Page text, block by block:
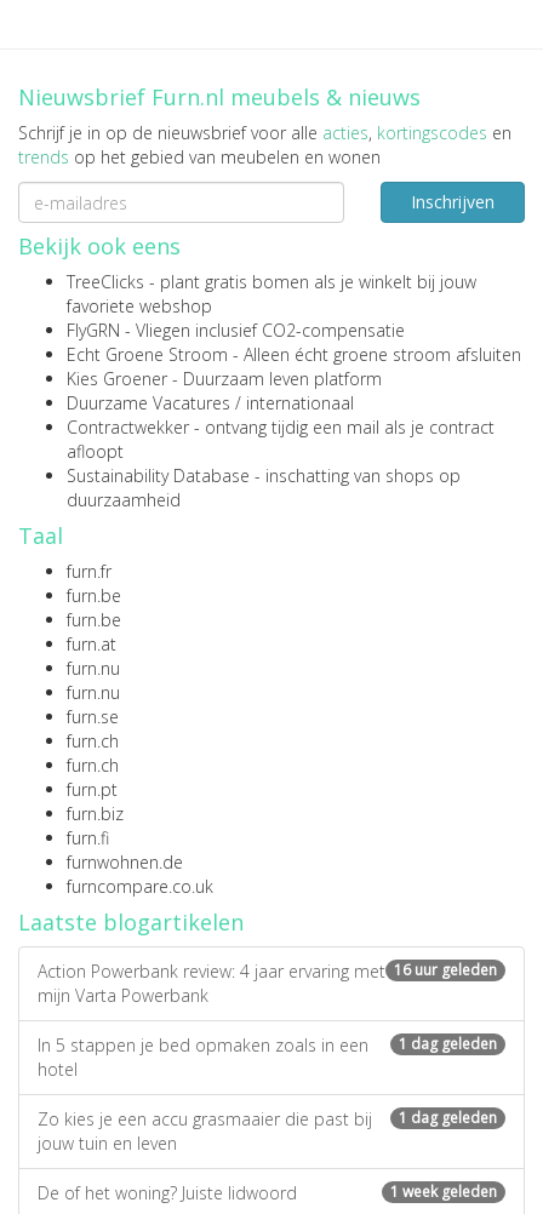
Nieuwsbrief Furn.nl meubels & nieuws
Schrijf je in op de nieuwsbrief voor alle acties, kortingscodes en
trends op het gebied van meubelen en wonen
Inschrijven
Bekijk ook eens
TreeClicks - plant gratis bomen als je winkelt bij jouw
favoriete webshop
FlyGRN - Vliegen inclusief CO2-compensatie
Echt Groene Stroom - Alleen écht groene stroom afsluiten
Kies Groener - Duurzaam leven platform
Duurzame Vacatures / internationaal
Contractwekker - ontvang tijdig een mail als je contract
afloopt
Sustainability Database - inschatting van shops op
duurzaamheid
Taal
furn.fr
furn.be
furn.be
furn.at
furn.nu
furn.nu
furn.se
furn.ch
furn.ch
furn.pt
furn.biz
furn.fi
furnwohnen.de
furncompare.co.uk
Laatste blogartikelen
16 uur geleden
Action Powerbank review: 4 jaar ervaring met
mijn Varta Powerbank
1 dag geleden
In 5 stappen je bed opmaken zoals in een
hotel
1 dag geleden
Zo kies je een accu grasmaaier die past bij
jouw tuin en leven
1 week geleden
De of het woning? Juiste lidwoord